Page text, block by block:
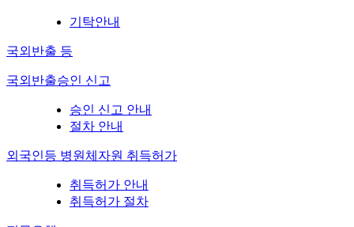
기탁안내
국외반출 등
국외반출승인 신고
승인 신고 안내
절차 안내
외국인등 병원체자원 취득허가
취득허가 안내
취득허가 절차